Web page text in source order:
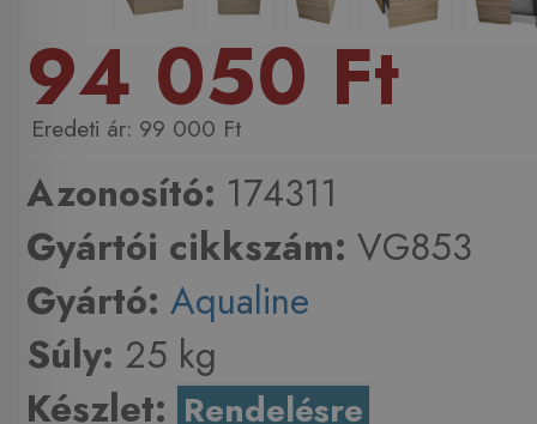
94 050 Ft
99 000 Ft
Azonosító: 174311
Gyártói cikkszám: VG853
Gyártó: Aqualine
Súly: 25 kg
Készlet: Rendelésre